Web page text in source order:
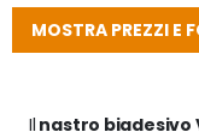
MOSTRA PREZZI E
Il nastro biadesivo